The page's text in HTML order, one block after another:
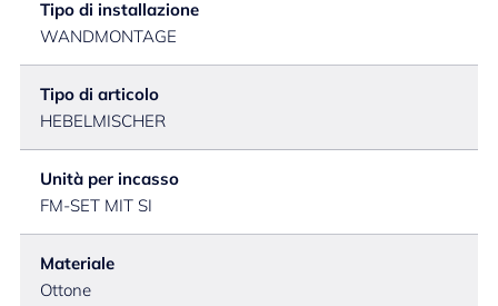
Tipo di installazione
WANDMONTAGE
Tipo di articolo
HEBELMISCHER
Unità per incasso
FM-SET MIT SI
Materiale
Ottone